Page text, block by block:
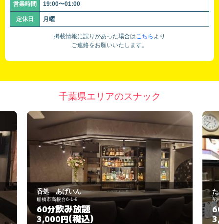
営業時間 19:00〜01:00
定休日 月曜
掲載情報に誤りがあった場合はこちら より
ご連絡をお願いいたします。
千葉県エリアのスナック
たかはし
船橋市丸山3-3-1
60分 飲み放題